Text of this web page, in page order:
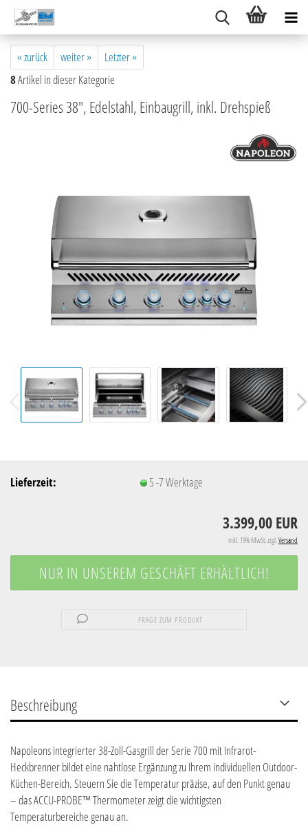
« zurück weiter »
Letzter »
8Artikel in dieser Kategorie
700-Series 38", Edelstahl, Einbaugrill, inkl. Drehspieß
Lieferzeit: 5 -7 Werktage
3.399,00 EUR
inkl. 19% MwSt. zzgl.Versand
FRAGE ZUM PRODUKT
Beschreibung
Napoleons integrierter 38-Zoll-Gasgrill der Serie 700 mit Infrarot-
Heckbrenner bildet eine nahtlose Ergänzung zu Ihrem individuellen Outdoor-
Küchen-Bereich. Steuern Sie die Temperatur präzise, auf den Punkt genau
– das ACCU-PROBE™ Thermometer zeigt die wichtigsten
Temperaturbereiche genau an.